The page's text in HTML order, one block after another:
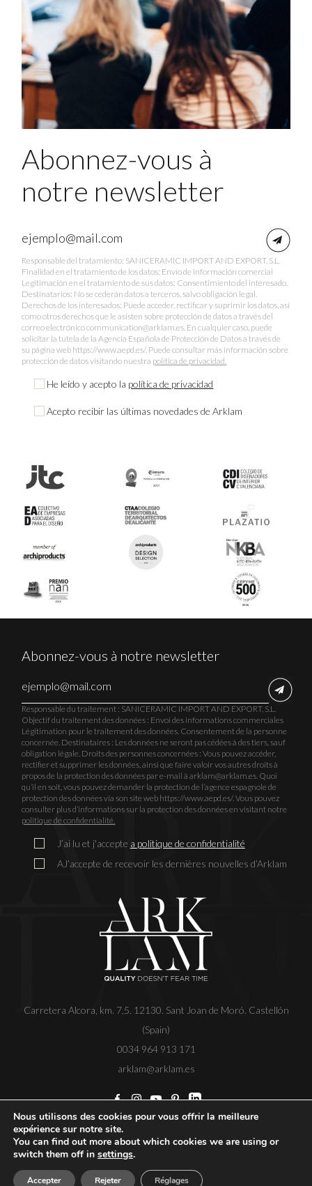
Abonnez-vous à
notre newsletter
Responsable del tratamiento: SANICERAMIC IMPORT AND EXPORT, S.L.
Finalidad en el tratamiento de los datos: Envío de información comercial
Legitimación en el tratamiento de sus datos: Consentimiento del interesado.
Destinatarios: No se cederán datos a terceros, salvo obligación legal.
Derechos de los interesados: Puede acceder, rectificar y suprimir los datos, así
como otros derechos que le asisten sobre protección de datos a través del
correo electrónico communication@arklam.es. En cualquier caso, puede
solicitar la tutela de la Agencia Española de Protección de Datos a través de
su página web https://www.aepd.es/. Puede consultar más información sobre
protección de datos visitando nuestra política de privacidad.
He leído y acepto la política de privacidad
Acepto recibir las últimas novedades de Arklam
Carretera Alcora, km. 7,5. 12130. Sant Joan de Moró. Castellón
(Spain)
0034 964 913 171
arklam@arklam.es
Abonnez-vous à notre newsletter
Responsable du traitement : SANICERAMIC IMPORT AND EXPORT, S.L.
Objectif du traitement des données : Envoi des informations commerciales
Légitimation pour le traitement des données. Consentement de la personne
concernée. Destinataires : Les données ne seront pas cédées à des tiers, sauf
obligation légale. Droits des personnes concernées : Vous pouvez accéder,
rectifier et supprimer les données, ainsi que faire valoir vos autres droits à
propos de la protection des données par e-mail à arklam@arklam.es. Quoi
qu’il en soit, vous pouvez demander la protection de l’agence espagnole de
protection des données via son site web https://www.aepd.es/. Vous pouvez
consulter plus d’informations sur la protection des données en visitant notre
politique de confidentialité.
J’ai lu et j'accepte a politique de confidentialité
AJ’accepte de recevoir les dernières nouvelles d’Arklam
Copyright Avis légal
Politique de cookies
Nous utilisons des cookies pour vous offrir la meilleure
expérience sur notre site.
You can find out more about which cookies we are using or
switch them off in settings.
Accepter Rejeter Réglages